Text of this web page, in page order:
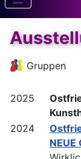
Gruppen
2025
2024
NEUE